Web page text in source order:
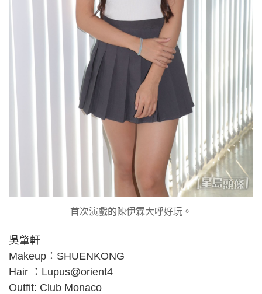
首次演戲的陳伊霖大呼好玩。
吳肇軒
Makeup：SHUENKONG
Hair ：Lupus@orient4
Outfit: Club Monaco